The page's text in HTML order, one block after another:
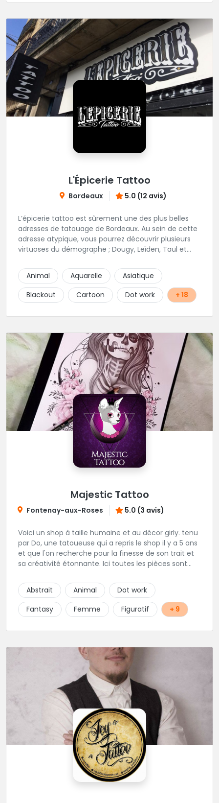
L'Épicerie Tattoo
Bordeaux 5.0 (12 avis)
L’épicerie tattoo est sûrement une des plus belles
adresses de tatouage de Bordeaux. Au sein de cette
adresse atypique, vous pourrez découvrir plusieurs
virtuoses du démographe ; Dougy, Leïden, Taul et
enfant et sympathique, vous pourrez demander
conseil pour votre tattoo. N'hésitez plus une seconde
pour rencontrer cette belle équipe !
Animal Aquarelle
Asiatique
Blackout
Cartoon Dot work + 18
Majestic Tattoo
Fontenay-aux-Roses 5.0 (3 avis)
Voici un shop à taille humaine et au décor girly. tenu
par Do, une tatoueuse qui a repris le shop il y a 5 ans
et que l'on recherche pour la finesse de son trait et
sa créativité étonnante. Ici toutes les pièces sont
client. Les séances de tatouage se font en musique
et dans une ambiance décontractée.
Abstrait Animal
Dot work
Fantasy
Femme Figuratif + 9